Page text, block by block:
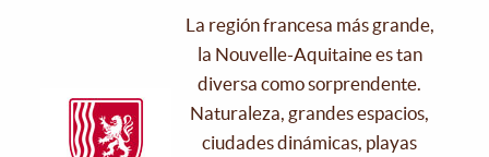
La región francesa más grande,
la Nouvelle-Aquitaine es tan
diversa como sorprendente.
Naturaleza, grandes espacios,
ciudades dinámicas, playas